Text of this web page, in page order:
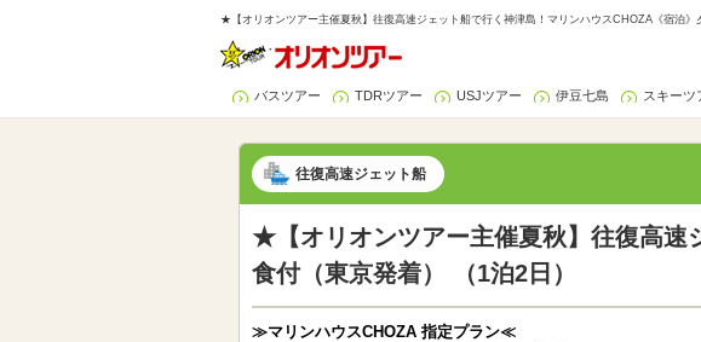
★【オリオンツアー主催夏秋】往復高速ジェット船で行く神津島！マリンハウスCHOZA《宿泊
バスツアー TDRツアー USJツアー 伊豆七島 スキーツ
往復高速ジェット船
★【オリオンツアー主催夏秋】往復高速
食付（東京発着） （1泊2日）
≫マリンハウスCHOZA 指定プラン≪